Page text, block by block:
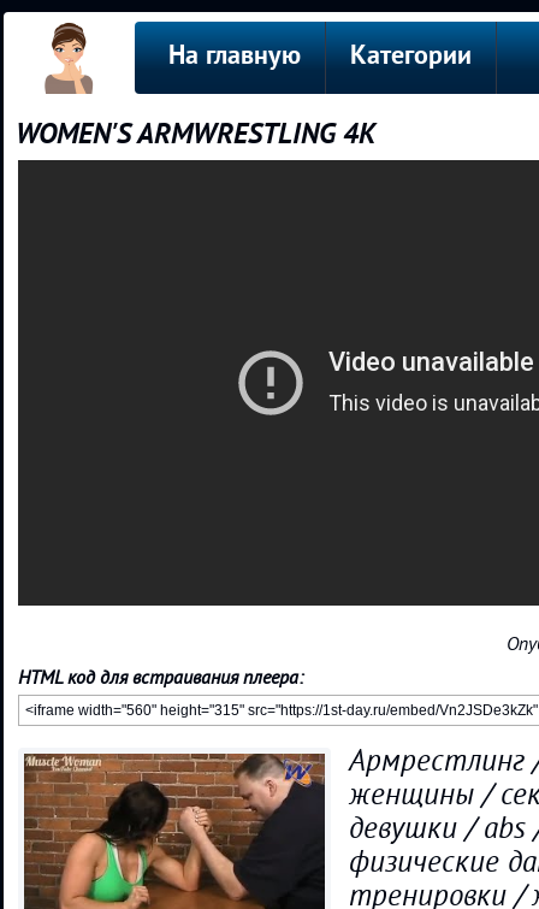
На главную Категории
WOMEN'S ARMWRESTLING 4К
HTML код для встраивания плеера:
женщины /
девушки / abs
физические
тренировки /